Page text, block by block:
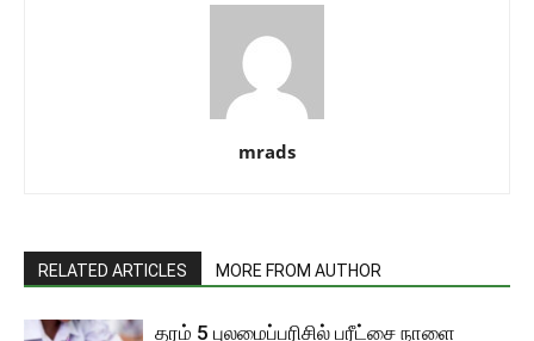
mrads
RELATED ARTICLES MORE FROM AUTHOR
தரம் 5 புலமைப்பரிசில் பரீட்சை நாளை